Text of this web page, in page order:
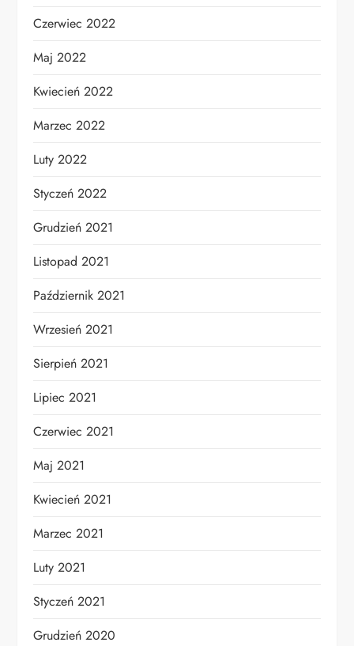
Czerwiec 2022
Maj 2022
Kwiecień 2022
Marzec 2022
Luty 2022
Styczeń 2022
Grudzień 2021
Listopad 2021
Październik 2021
Wrzesień 2021
Sierpień 2021
Lipiec 2021
Czerwiec 2021
Maj 2021
Kwiecień 2021
Marzec 2021
Luty 2021
Styczeń 2021
Grudzień 2020